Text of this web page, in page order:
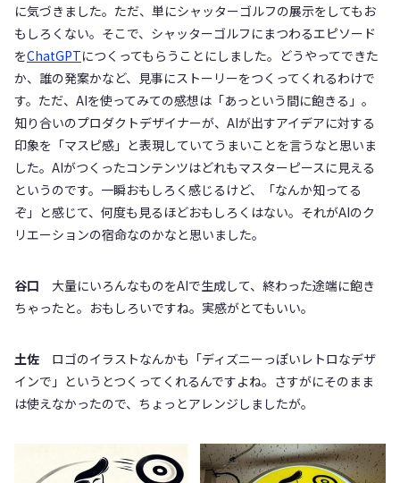
に気づきました。ただ、単にシャッターゴルフの展示をしてもお
もしろくない。そこで、シャッターゴルフにまつわるエピソード
をChatGPTにつくってもらうことにしました。どうやってできた
か、誰の発案かなど、見事にストーリーをつくってくれるわけで
す。ただ、AIを使ってみての感想は「あっという間に飽きる」。
知り合いのプロダクトデザイナーが、AIが出すアイデアに対する
印象を「マスピ感」と表現していてうまいことを言うなと思いま
した。AIがつくったコンテンツはどれもマスターピースに見える
というのです。一瞬おもしろく感じるけど、「なんか知ってる
ぞ」と感じて、何度も見るほどおもしろくはない。それがAIのク
リエーションの宿命なのかなと思いました。
谷口 大量にいろんなものをAIで生成して、終わった途端に飽き
ちゃったと。おもしろいですね。実感がとてもいい。
土佐 ロゴのイラストなんかも「ディズニーっぽいレトロなデザ
インで」というとつくってくれるんですよね。さすがにそのまま
は使えなかったので、ちょっとアレンジしましたが。